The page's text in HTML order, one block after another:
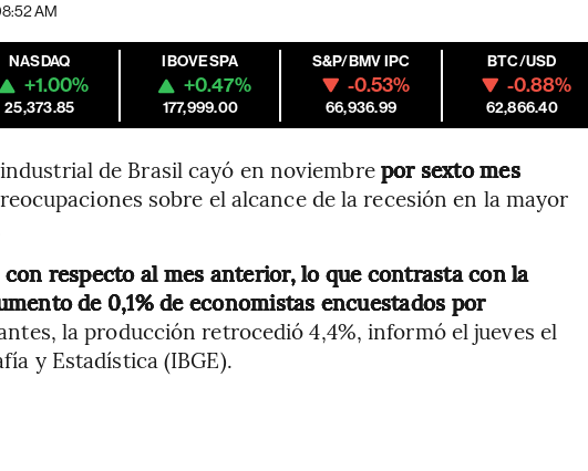
AM
NASDAQ
+1.00%
25,373.85
IBOVESPA
+0.47%
177,999.00
S&P/BMV IPC
-0.53%
66,936.99
BTC/USD
-0.88%
62,866.40
de Brasil cayó en noviembrepor sexto mes
sobre el alcance de la recesión en la mayor
respecto al mes anterior, lo que contrasta con la
de 0,1% de economistas encuestados por
la producción retrocedió 4,4%, informó el jueves el
y Estadística (IBGE).